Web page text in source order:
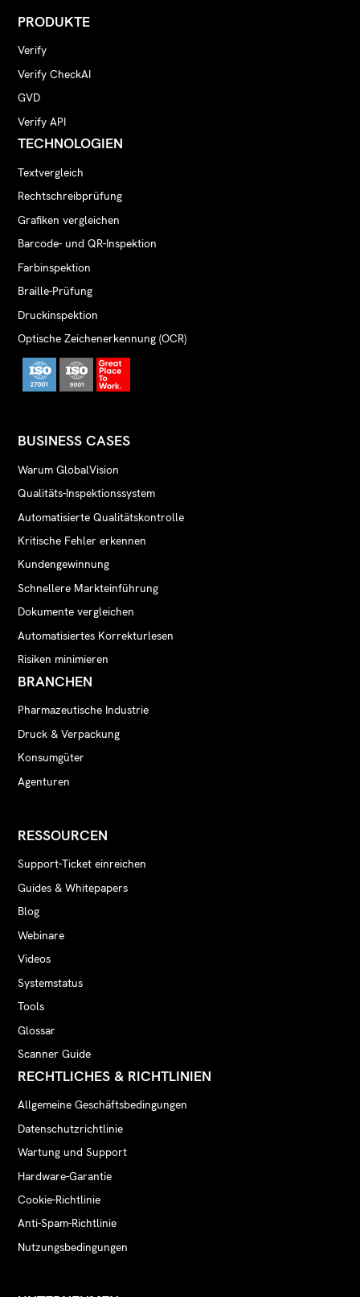
PRODUKTE
Verify
Verify CheckAI
GVD
Verify API
TECHNOLOGIEN
Textvergleich
Rechtschreibprüfung
Grafiken vergleichen
Barcode- und QR-Inspektion
Farbinspektion
Braille-Prüfung
Druckinspektion
Optische Zeichenerkennung (OCR)
BUSINESS CASES
Warum GlobalVision
Qualitäts-Inspektionssystem
Automatisierte Qualitätskontrolle
Kritische Fehler erkennen
Kundengewinnung
Schnellere Markteinführung
Dokumente vergleichen
Automatisiertes Korrekturlesen
Risiken minimieren
BRANCHEN
Pharmazeutische Industrie
Druck & Verpackung
Konsumgüter
Agenturen
RESSOURCEN
Support-Ticket einreichen
Guides & Whitepapers
Blog
Webinare
Videos
Systemstatus
Tools
Glossar
Scanner Guide
RECHTLICHES & RICHTLINIEN
Allgemeine Geschäftsbedingungen
Datenschutzrichtlinie
Wartung und Support
Hardware-Garantie
Cookie-Richtlinie
Anti-Spam-Richtlinie
Nutzungsbedingungen